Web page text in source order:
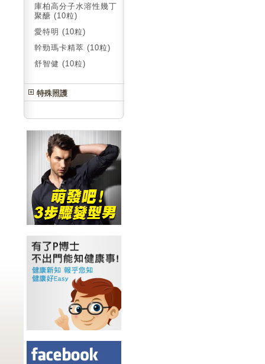
庫柏高分子水溶性幾丁
聚醣 (10粒)
愛特明 (10粒)
幹勁瑪卡精萃 (10粒)
舒智健 (10粒)
特殊照護